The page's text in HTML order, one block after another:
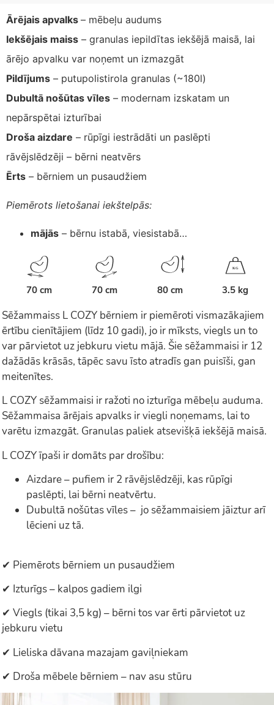
Ārējais apvalks – mēbeļu audums
Iekšējais maiss – granulas iepildītas iekšējā maisā, lai
ārējo apvalku var noņemt un izmazgāt
Pildījums – putupolistirola granulas (~180l)
Dubultā nošūtas vīles – modernam izskatam un
nepārspētai izturībai
Droša aizdare – rūpīgi iestrādāti un paslēpti
rāvējslēdzēji – bērni neatvērs
Ērts – bērniem un pusaudžiem
Piemērots lietošanai iekštelpās:
mājās – bērnu istabā, viesistabā…
70 cm 70 cm 80 cm
KG
3.5 kg
Sēžammaiss L COZY bērniem ir piemēroti vismazākajiem
ērtību cienītājiem (līdz 10 gadi), jo ir mīksts, viegls un to
var pārvietot uz jebkuru vietu mājā. Šie sēžammaisi ir 12
dažādās krāsās, tāpēc savu īsto atradīs gan puisīši, gan
meitenītes.
L COZY sēžammaisi ir ražoti no izturīga mēbeļu auduma.
Sēžammaisa ārējais apvalks ir viegli noņemams, lai to
varētu izmazgāt. Granulas paliek atsevišķā iekšējā maisā.
L COZY īpaši ir domāts par drošību:
Aizdare – pufiem ir 2 rāvējslēdzēji, kas rūpīgi
paslēpti, lai bērni neatvērtu.
Dubultā nošūtas vīles – jo sēžammaisiem jāiztur arī
lēcieni uz tā.
✔ Piemērots bērniem un pusaudžiem
✔ Izturīgs – kalpos gadiem ilgi
✔ Viegls (tikai 3,5 kg) – bērni tos var ērti pārvietot uz
jebkuru vietu
✔ Lieliska dāvana mazajam gaviļniekam
✔ Droša mēbele bērniem – nav asu stūru